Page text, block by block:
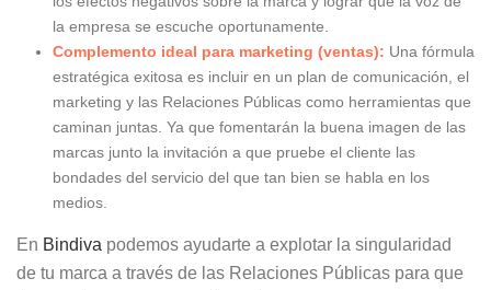
la empresa se escuche oportunamente.
Complemento ideal para marketing (ventas): Una fórmula
estratégica exitosa es incluir en un plan de comunicación, el
marketing y las Relaciones Públicas como herramientas que
caminan juntas. Ya que fomentarán la buena imagen de las
marcas junto la invitación a que pruebe el cliente las
bondades del servicio del que tan bien se habla en los
medios.
En Bindiva podemos ayudarte a explotar la singularidad
de tu marca a través de las Relaciones Públicas para que